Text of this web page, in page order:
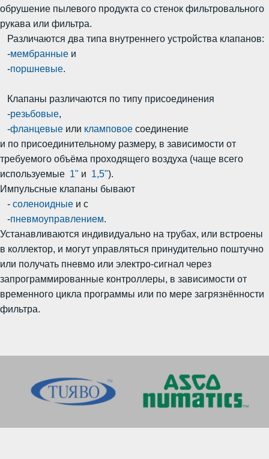
обрушение пылевого продукта со стенок фильтровального
рукава или фильтра.
Различаются два типа внутреннего устройства клапанов:
-мембранные и
-поршневые.
Клапаны различаются по типу присоединения
-резьбовые,
-фланцевые или кламповое соединение
и по присоединительному размеру, в зависимости от
требуемого объёма проходящего воздуха (чаще всего
используемые 1" и 1,5").
Импульсные клапаны бывают
- соленоидные и с
-пневмоуправлением.
Устанавливаются индивидуально на трубах, или встроены
в коллектор, и могут управляться принудительно поштучно
или получать пневмо или электро-сигнал через
запрограммированные контроллеры, в зависимости от
временного цикла программы или по мере загрязнённости
фильтра.